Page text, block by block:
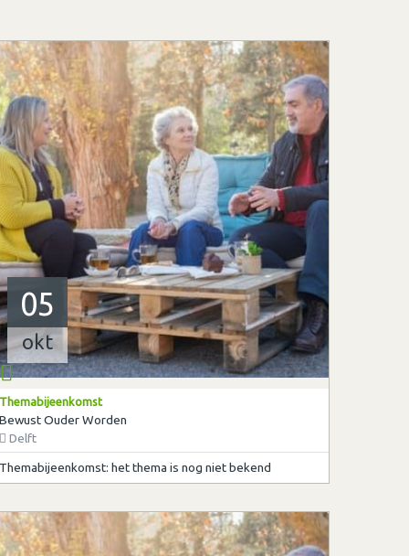
05
okt
Themabijeenkomst
Bewust Ouder Worden
Delft
Themabijeenkomst: het thema is nog niet bekend